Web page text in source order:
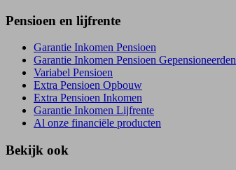
Pensioen en lijfrente
Garantie Inkomen Pensioen
Garantie Inkomen Pensioen Gepensioneerden
Variabel Pensioen
Extra Pensioen Opbouw
Extra Pensioen Inkomen
Garantie Inkomen Lijfrente
Al onze financiële producten
Bekijk ook